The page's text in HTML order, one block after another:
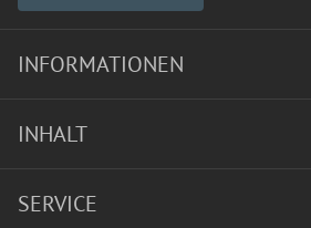
INFORMATIONEN
INHALT
SERVICE